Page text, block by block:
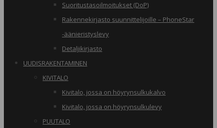
Suoritustasoilmoitukset (DoP)
Rakennekirjasto suunnittelijoille – PhoneStar
-äänieristyslevy
Detaljikirjasto
UUDISRAKENTAMINEN
KIVITALO
Kivitalo, jossa on höyrynsulkukalvo
Kivitalo, jossa on höyrynsulkulevy
PUUTALO